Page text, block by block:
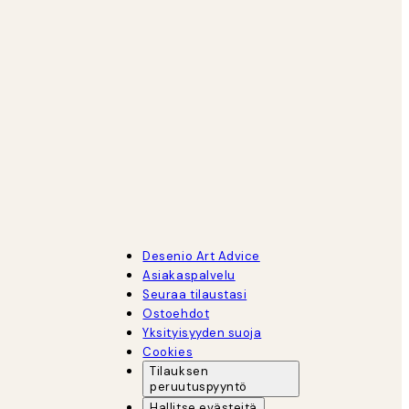
Desenio Art Advice
Asiakaspalvelu
Seuraa tilaustasi
Ostoehdot
Yksityisyyden suoja
Cookies
Tilauksen
peruutuspyyntö